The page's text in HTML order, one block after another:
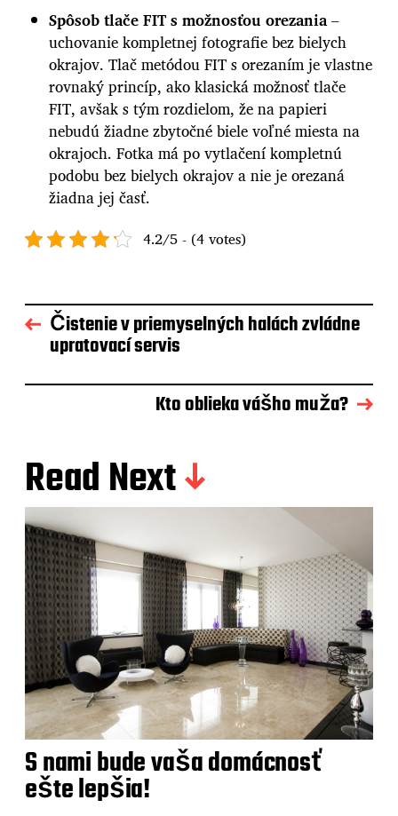
Spôsob tlače FIT s možnosťou orezania–
uchovanie kompletnej fotografie bez bielych
okrajov. Tlač metódou FIT s orezaním je vlastne
rovnaký princíp, ako klasická možnosť tlače
FIT, avšak s tým rozdielom, že na papieri
nebudú žiadne zbytočné biele voľné miesta na
okrajoch. Fotka má po vytlačení kompletnú
podobu bez bielych okrajov a nie je orezaná
žiadna jej časť.
4.2/5 - (4 votes)
Čistenie v priemyselných halách zvládne
upratovací servis
Kto oblieka vášho muža?
Read Next
S nami bude vaša domácnosť
ešte lepšia!